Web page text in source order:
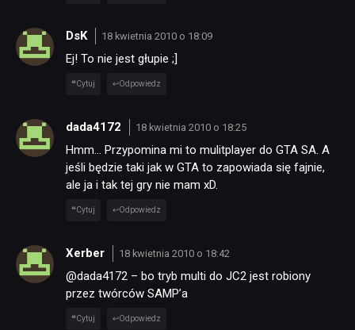
DsK 18 kwietnia 2010 o 18:09
Ej! To nie jest głupie ;]
Cytuj Odpowiedz
dada4172 18 kwietnia 2010 o 18:25
Hmm… Przypomina mi to mulitplayer do GTA SA. A
jeśli będzie taki jak w GTA to zapowiada się fajnie,
ale ja i tak tej gry nie mam xD.
Cytuj Odpowiedz
Xerber 18 kwietnia 2010 o 18:42
@dada4172 – bo tryb multi do JC2 jest robiony
przez twórców SAMP’a
Cytuj Odpowiedz